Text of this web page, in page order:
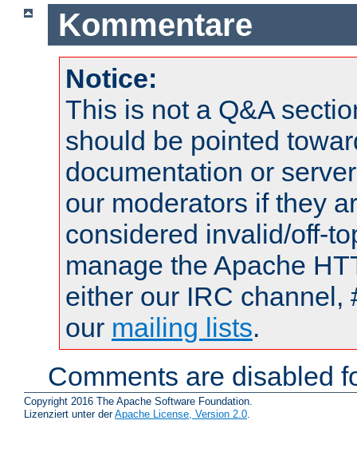
Kommentare
Notice:
This is not a Q&A
should be pointed
documentation or
our moderators if they
considered invalid/off-
manage the Apache
either our IRC channel,
our mailing lists.
Comments are disabled
Copyright 2016 The Apache Software Foundation.
Lizenziert unter derApache License, Version 2.0.